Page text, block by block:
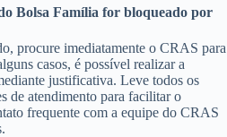
Bolsa Família for bloqueado por
procure imediatamente o CRAS para
casos, é possível realizar a
justificativa. Leve todos os
de atendimento para facilitar o
frequente com a equipe do CRAS